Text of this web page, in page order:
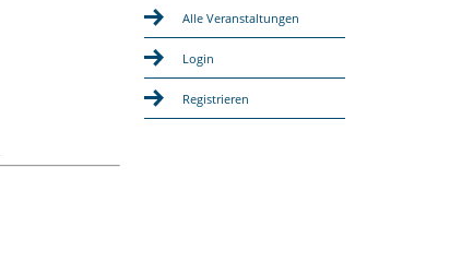
Alle Veranstaltungen
Login
Registrieren